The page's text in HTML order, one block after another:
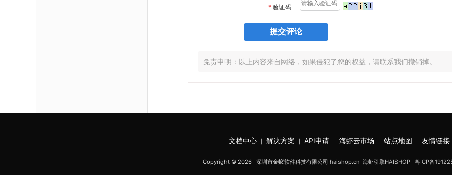
* 验证码
免责申明：以上内容来自网络，如果侵犯了您的权益，请联系我们撤销掉。
文档中心| 解决方案 API申请| 海虾云市场 站点地图 友情链接
Copyright © 2026 深圳市金蚁软件科技有限公司 haishop.cn 海虾引擎HAISHOP 粤ICP备